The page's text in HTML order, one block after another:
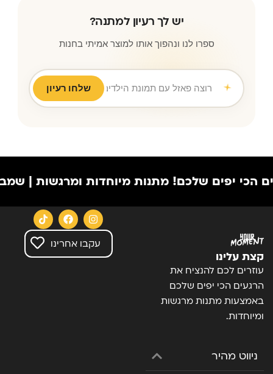
יש לך רעיון למתנה?
ספרו לנו ונהפוך אותו למוצר אמיתי בחנות
רוצה פאזל עם תמונת הילדים לסבא ו |
שלחו רעיון
יפים שלכם!מתנות מיוחדות ומרגשות | שמבוססות
קצת עלינו
עוזרים לכם להנציח את
הרגעים הכי יפים שלכם
באמצעות מתנות מרגשות
ומיוחדות.
ניווט מהיר
עקבו אחרינו